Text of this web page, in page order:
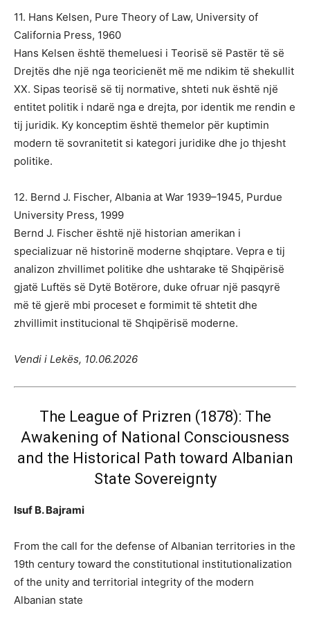
11. Hans Kelsen, Pure Theory of Law, University of
California Press, 1960
Hans Kelsen është themeluesi i Teorisë së Pastër të së
Drejtës dhe një nga teoricienët më me ndikim të shekullit
XX. Sipas teorisë së tij normative, shteti nuk është një
entitet politik i ndarë nga e drejta, por identik me rendin e
tij juridik. Ky konceptim është themelor për kuptimin
modern të sovranitetit si kategori juridike dhe jo thjesht
politike.
12. Bernd J. Fischer, Albania at War 1939–1945, Purdue
University Press, 1999
Bernd J. Fischer është një historian amerikan i
specializuar në historinë moderne shqiptare. Vepra e tij
analizon zhvillimet politike dhe ushtarake të Shqipërisë
gjatë Luftës së Dytë Botërore, duke ofruar një pasqyrë
më të gjerë mbi proceset e formimit të shtetit dhe
zhvillimit institucional të Shqipërisë moderne.
Vendi i Lekës, 10.06.2026
The League of Prizren (1878): The
Awakening of National Consciousness
and the Historical Path toward Albanian
State Sovereignty
Isuf B. Bajrami
From the call for the defense of Albanian territories in the
19th century toward the constitutional institutionalization
of the unity and territorial integrity of the modern
Albanian state